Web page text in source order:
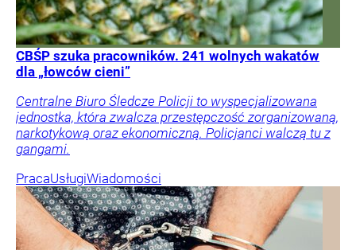
CBŚP szuka pracowników. 241 wolnych wakatów
dla „łowców cieni”
Centralne Biuro Śledcze Policji to wyspecjalizowana
jednostka, która zwalcza przestępczość zorganizowaną,
narkotykową oraz ekonomiczną. Policjanci walczą tu z
gangami.
PracaUsługiWiadomości